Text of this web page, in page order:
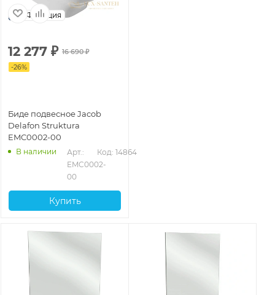
Франция
12 277 ₽ 16 690₽
-26%
Биде подвесное Jacob
Delafon Struktura
EMC0002-00
В наличии
Арт.:
EMC0002-
00
Код: 14864
Купить